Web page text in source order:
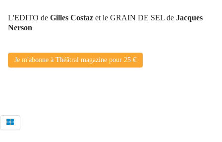
L'EDITO de Gilles Costaz et le GRAIN DE SEL de Jacques
Nerson
Je m'abonne à Théâtral magazine pour 25 €